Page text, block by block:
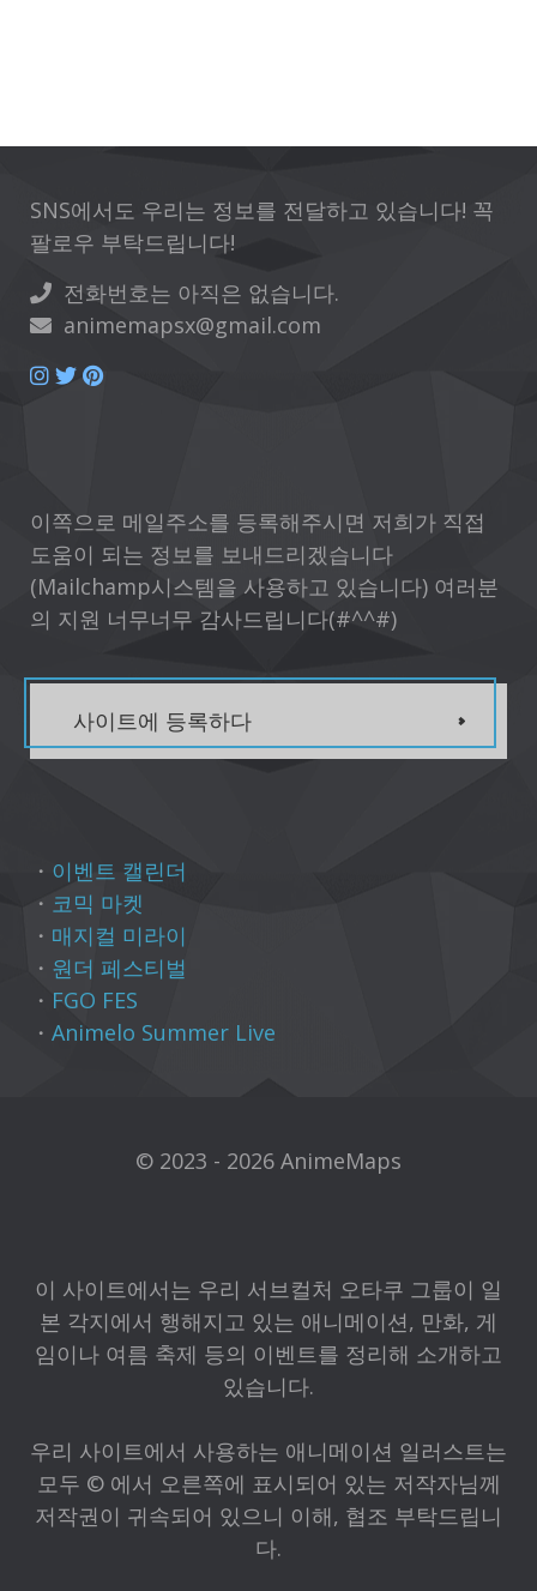
SNS에서도 우리는 정보를 전달하고 있습니다! 꼭
팔로우 부탁드립니다!
전화번호는 아직은 없습니다.
animemapsx@gmail.com
이쪽으로 메일주소를 등록해주시면 저희가 직접
도움이 되는 정보를 보내드리겠습니다
(Mailchamp시스템을 사용하고 있습니다) 여러분
의 지원 너무너무 감사드립니다(#^^#)
사이트에 등록하다
・ 이벤트 캘린더
・ 코믹 마켓
・ 매지컬 미라이
・ 원더 페스티벌
・ FGO FES
・ Animelo Summer Live
© 2023 - 2026 AnimeMaps
이 사이트에서는 우리 서브컬처 오타쿠 그룹이 일
본 각지에서 행해지고 있는 애니메이션, 만화, 게
임이나 여름 축제 등의 이벤트를 정리해 소개하고
있습니다.
우리 사이트에서 사용하는 애니메이션 일러스트는
모두 © 에서 오른쪽에 표시되어 있는 저작자님께
저작권이 귀속되어 있으니 이해, 협조 부탁드립니
다.